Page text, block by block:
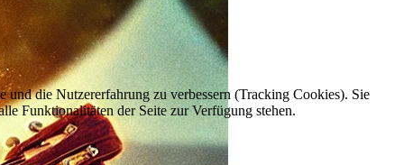
und die Nutzererfahrung zu verbessern (Tracking Cookies). Sie
Funktionalitäten der Seite zur Verfügung stehen.